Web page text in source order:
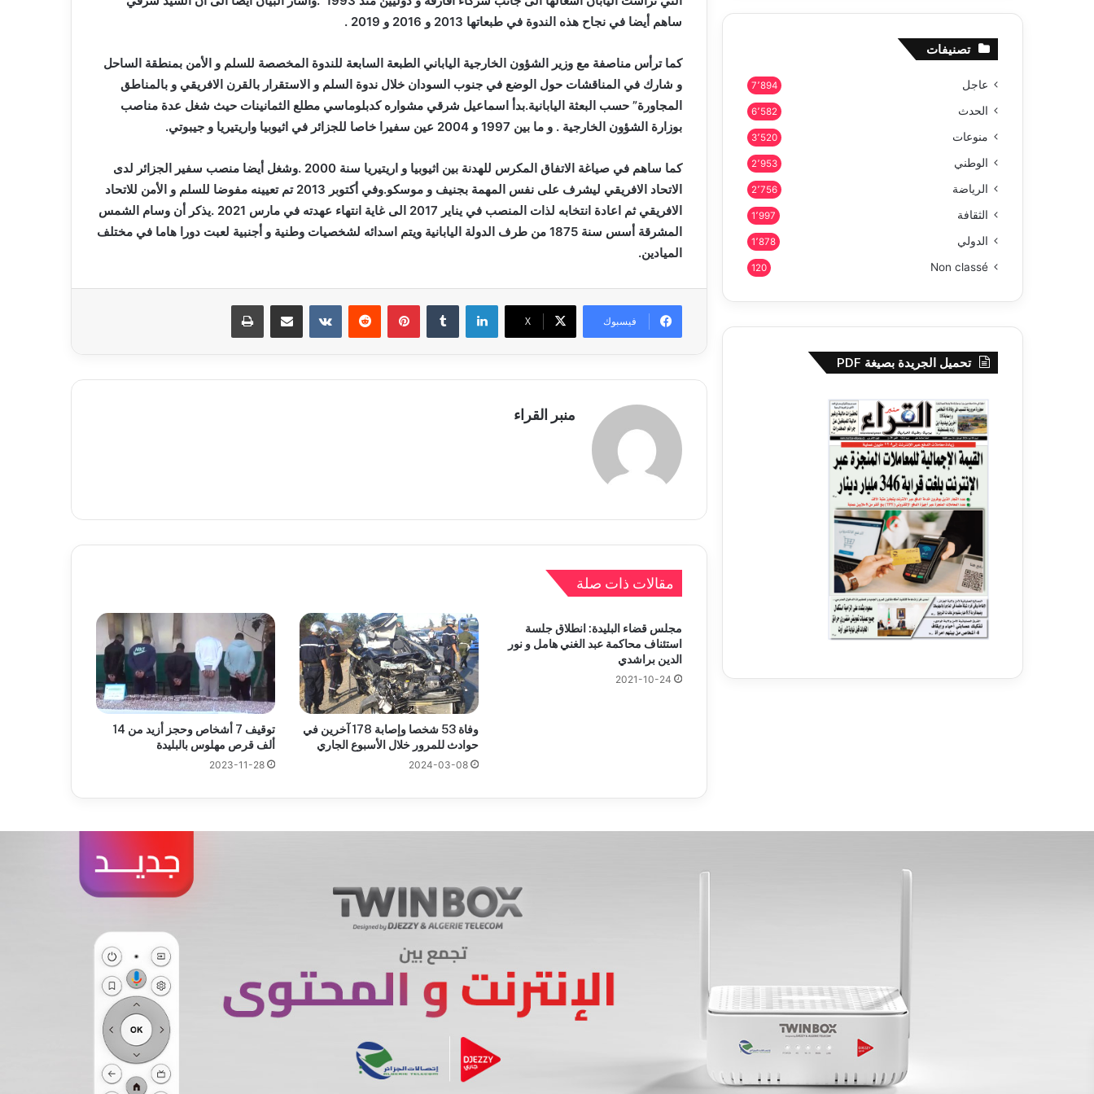
ساهم أيضا في نجاح هذه الندوة في طبعاتها 2013 و 2016 و 2019 .
كما ترأس مناصفة مع وزير الشؤون الخارجية الياباني الطبعة السابعة للندوة المخصصة للسلم و الأمن بمنطقة الساحل
و شارك في المناقشات حول الوضع في جنوب السودان خلال ندوة السلم و الاستقرار بالقرن الافريقي و بالمناطق
المجاورة” حسب البعثة اليابانية.بدأ اسماعيل شرقي مشواره كدبلوماسي مطلع الثمانينات حيث شغل عدة مناصب
بوزارة الشؤون الخارجية . و ما بين 1997 و 2004 عين سفيرا خاصا للجزائر في اثيوبيا واريتيريا و جيبوتي.
كما ساهم في صياغة الاتفاق المكرس للهدنة بين اثيوبيا و اريتيريا سنة 2000 .وشغل أيضا منصب سفير الجزائر لدى
الاتحاد الافريقي ليشرف على نفس المهمة بجنيف و موسكو.وفي أكتوبر 2013 تم تعيينه مفوضا للسلم و الأمن للاتحاد
الافريقي ثم اعادة انتخابه لذات المنصب في يناير 2017 الى غاية انتهاء عهدته في مارس 2021 .يذكر أن وسام الشمس
المشرقة أسس سنة 1875 من طرف الدولة اليابانية ويتم اسدائه لشخصيات وطنية و أجنبية لعبت دورا هاما في مختلف
الميادين.
فيسبوك X
لينكدإن بينتيريست مشاركة عبر البريد
منبر القراء
مقالات ذات صلة
مجلس قضاء البليدة: انطلاق جلسة
استئناف محاكمة عبد الغني هامل و نور
الدين براشدي
2021-10-24
وفاة 53 شخصا وإصابة 178 آخرين في
حوادث للمرور خلال الأسبوع الجاري
2024-03-08
توقيف 7 أشخاص وحجز أزيد من 14
ألف قرص مهلوس بالبليدة
2023-11-28
تصنيفات
عاجل 7٬894
الحدث 6٬582
منوعات 3٬520
الوطني 2٬953
الرياضة 2٬756
الثقافة 1٬997
الدولي 1٬878
Non classé
120
تحميل الجريدة بصيغة PDF